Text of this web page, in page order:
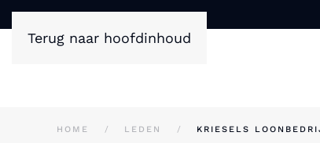
Terug naar hoofdinhoud
HOME LEDEN KRIESELS